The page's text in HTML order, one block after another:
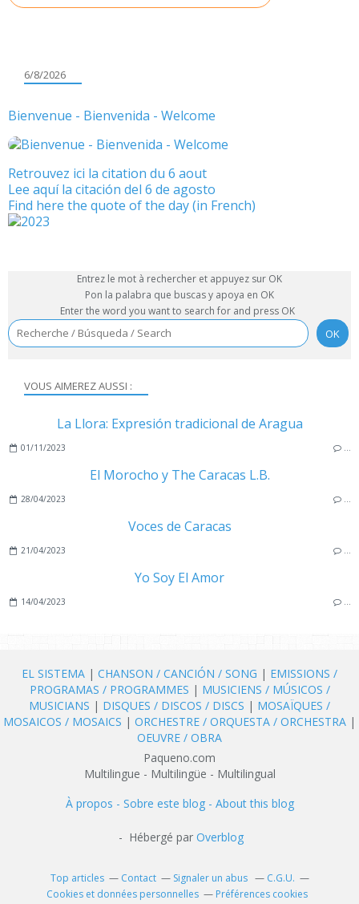
VOUS AIMEREZ AUSSI :
La Llora: Expresión tradicional de Aragua
01/11/2023 …
El Morocho y The Caracas L.B.
28/04/2023 …
Voces de Caracas
21/04/2023 …
Yo Soy El Amor
14/04/2023 …
6/8/2026
Bienvenue - Bienvenida - Welcome
Retrouvez ici la citation du 6 aout
Lee aquí la citación del 6 de agosto
Find here the quote of the day (in French)
Entrez le mot à rechercher et appuyez sur OK
Pon la palabra que buscas y apoya en OK
Enter the word you want to search for and press OK
EL SISTEMA | CHANSON / CANCIÓN / SONG | EMISSIONS /
PROGRAMAS / PROGRAMMES | MUSICIENS / MÚSICOS /
MUSICIANS | DISQUES / DISCOS / DISCS | MOSAÏQUES /
MOSAICOS / MOSAICS | ORCHESTRE / ORQUESTA / ORCHESTRA |
OEUVRE / OBRA
Paqueno.com
Multilingue - Multilingüe - Multilingual
À propos - Sobre este blog - About this blog
- Hébergé par Overblog
Top articles Contact Signaler un abus
C.G.U.
Cookies et données personnelles
Préférences cookies